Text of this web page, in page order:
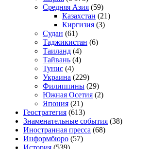
Средняя Азия (59)
Казахстан (21)
Киргизия (3)
Судан (61)
Таджикистан (6)
Таиланд (4)
Тайвань (4)
Тунис (4)
Украина (229)
Филиппины (29)
Южная Осетия (2)
Япония (21)
Геостратегия (613)
Знаменательные события (38)
Иностранная пресса (68)
Информбюро (57)